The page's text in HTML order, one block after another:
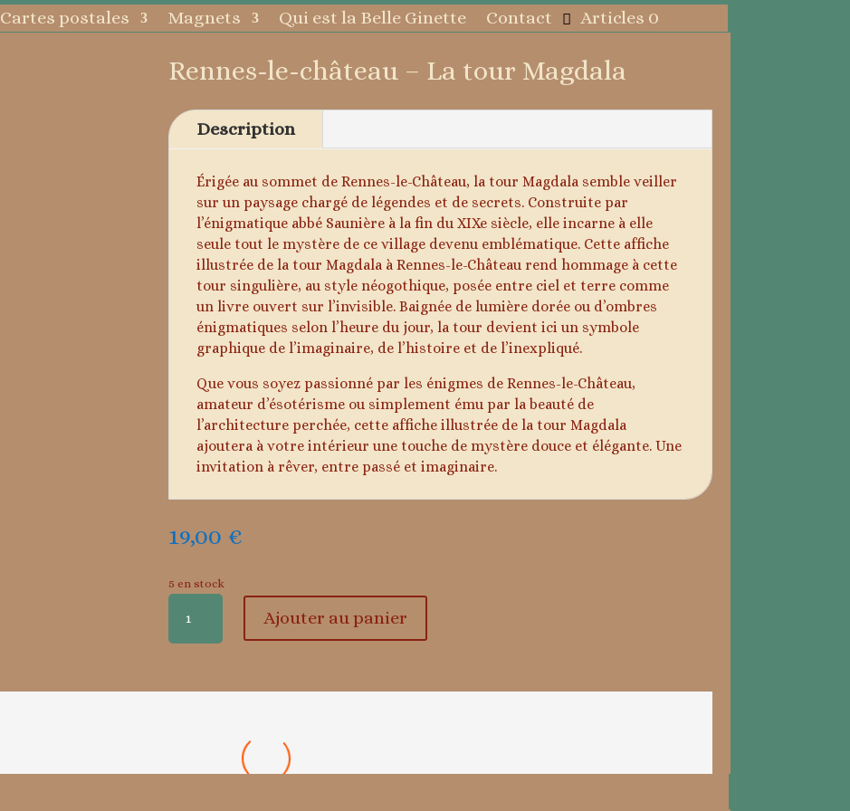
Cartes postales Magnets Qui est la Belle Ginette Contact Articles 0
Rennes-le-château – La tour Magdala
Description
Érigée au sommet de Rennes-le-Château, la tour Magdala semble veiller
sur un paysage chargé de légendes et de secrets. Construite par
l’énigmatique abbé Saunière à la fin du XIXe siècle, elle incarne à elle
seule tout le mystère de ce village devenu emblématique. Cette affiche
illustrée de la tour Magdala à Rennes-le-Château rend hommage à cette
tour singulière, au style néogothique, posée entre ciel et terre comme
un livre ouvert sur l’invisible. Baignée de lumière dorée ou d’ombres
énigmatiques selon l’heure du jour, la tour devient ici un symbole
graphique de l’imaginaire, de l’histoire et de l’inexpliqué.
Que vous soyez passionné par les énigmes de Rennes-le-Château,
amateur d’ésotérisme ou simplement ému par la beauté de
l’architecture perchée, cette affiche illustrée de la tour Magdala
ajoutera à votre intérieur une touche de mystère douce et élégante. Une
invitation à rêver, entre passé et imaginaire.
19,00 €
5 en stock
Rennes-
Ajouter au panier
Rennes-le-château – La tour Magdala
6,00